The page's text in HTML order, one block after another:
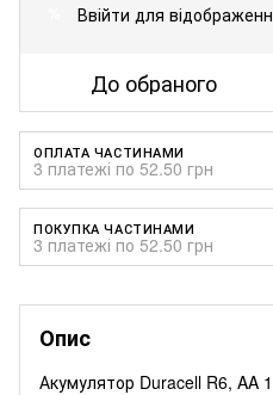
Ввійти для
До обраного
ОПЛАТА ЧАСТИНАМИ
3 платежі по 52.50 грн
ПОКУПКА ЧАСТИНАМИ
3 платежі по 52.50 грн
Опис
Акумулятор Duracell R6, AA